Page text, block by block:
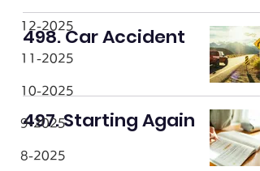
12-2025
11-2025
10-2025
9-2025
8-2025
498. Car Accident
497. Starting Again